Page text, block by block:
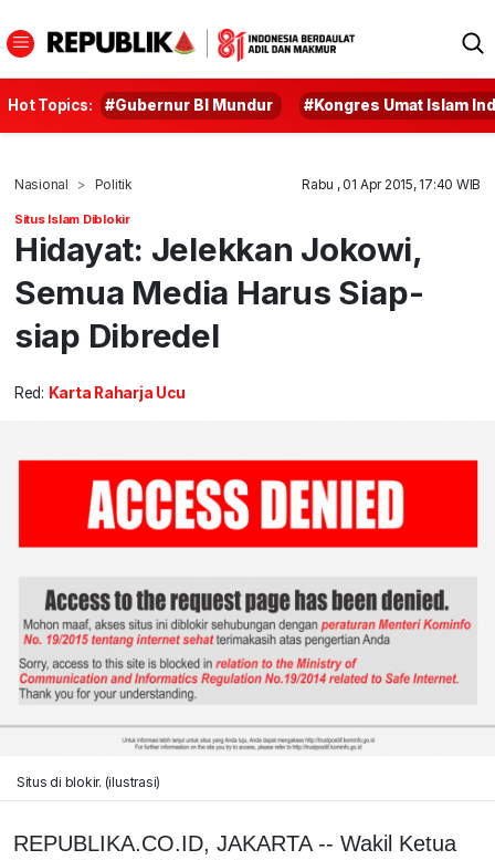
Hot Topics: #Gubernur BI Mundur #Kongres Umat Islam
Nasional Politik Rabu , 01 Apr 2015, 17:40 WIB
Situs Islam Diblokir
Hidayat: Jelekkan Jokowi,
Semua Media Harus Siap-
siap Dibredel
Red: Karta Raharja Ucu
Situs di blokir. (ilustrasi)
REPUBLIKA.CO.ID, JAKARTA -- Wakil Ketua